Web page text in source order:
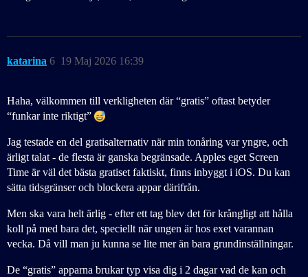
katarina 19 Maj 2026 16:39
6
Haha, välkommen till verkligheten där “gratis” oftast betyder
“funkar inte riktigt”
Jag testade en del gratisalternativ när min tonåring var yngre, och
ärligt talat - de flesta är ganska begränsade. Apples eget Screen
Time är väl det bästa gratiset faktiskt, finns inbyggt i iOS. Du kan
sätta tidsgränser och blockera appar därifrån.
Men ska vara helt ärlig - efter ett tag blev det för krångligt att hålla
koll på med bara det, speciellt när ungen är hos exet varannan
vecka. Då vill man ju kunna se lite mer än bara grundinställningar.
De “gratis” apparna brukar typ visa dig i 2 dagar vad de kan och